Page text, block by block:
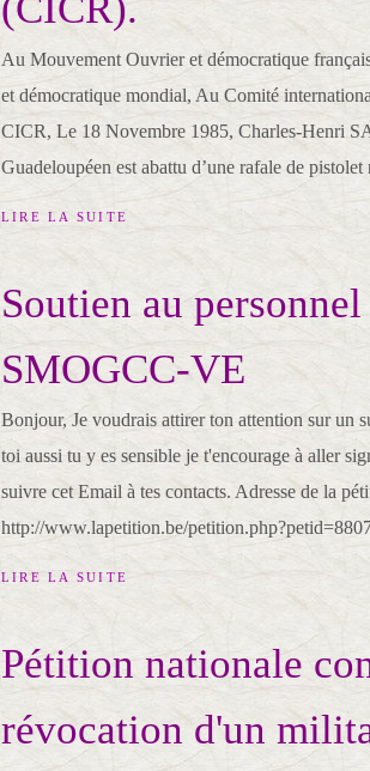
Au Mouvement Ouvrier et démocratique
et démocratique mondial, Au Comité
CICR, Le 18 Novembre 1985, Charles-Henri
Guadeloupéen est abattu d’une rafale de
LIRE LA SUITE
Soutien au
SMOGCC-VE
Bonjour, Je voudrais attirer ton attention sur un
toi aussi tu y es sensible je t'encourage à aller
suivre cet Email à tes contacts. Adresse de la
http://www.lapetition.be/
LIRE LA SUITE
Pétition nationale
révocation d'un